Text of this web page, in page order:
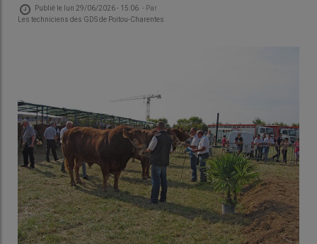
Publié le lun 29/06/2026 - 15:06 - Par
Les techniciens des GDS de Poitou-Charentes